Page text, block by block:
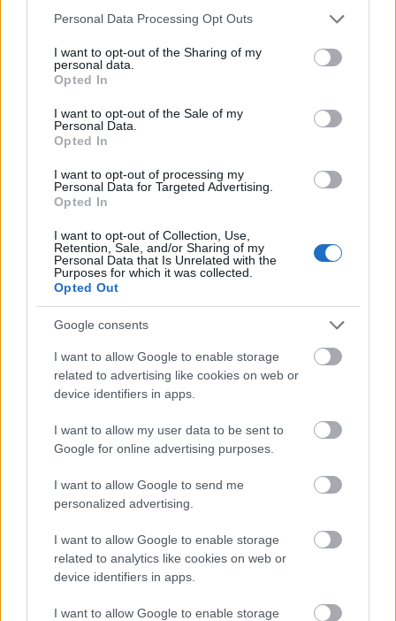
Please note that this website/app uses one or more Google
not limited to your visit or usage behaviour. You may click to
grant or deny consent to Google and its third-party tags to
use your data for below specified purposes in below Google
consent section.
Personal Data Processing Opt Outs
I want to opt-out of the Sharing of my
personal data.
Opted In
I want to opt-out of the Sale of my
Personal Data.
Opted In
I want to opt-out of processing my
Personal Data for Targeted Advertising.
Opted In
I want to opt-out of Collection, Use,
Retention, Sale, and/or Sharing of my
Personal Data that Is Unrelated with the
Purposes for which it was collected.
Opted Out
Google consents
I want to allow Google to enable storage
related to advertising like cookies on web or
device identifiers in apps.
I want to allow my user data to be sent to
Google for online advertising purposes.
I want to allow Google to send me
personalized advertising.
I want to allow Google to enable storage
related to analytics like cookies on web or
device identifiers in apps.
I want to allow Google to enable storage
Η επιτήρηση του ιικού φορτίου στα αστικά λύματα
έδειξε μείωση της κυκλοφορίας του ιού SARS-
CoV-2 σε 6 από τις 8 περιοχές που ελέγχθηκαν.
Ιός της γρίπης
Η θετικότητα για γρίπη στην κοινότητα (δίκτυο
sentinel) παραμένει άνω του 10% (εποχικό όριο
έναρξης της επιδημικής δραστηριότητας της
γρίπης κατά το ECDC) και παρουσίασε αύξηση σε
σχέση με την προηγούμενη εβδομάδα.